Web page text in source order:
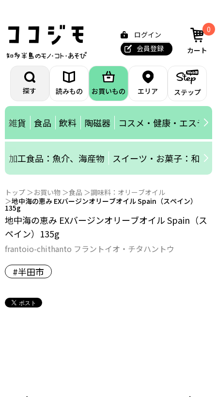
ログイン
会員登録
0
カート
探す 読みもの お買いもの エリア ステップ
雑貨 食品 飲料 陶磁器 コスメ・健康・エステ
加工食品：魚介、海産物 スイーツ・お菓子：和菓子
トップ お買い物 食品
調味料：オリーブオイル
地中海の恵み EXバージンオリーブオイル Spain（スペイン）
135g
地中海の恵み EXバージンオリーブオイル Spain（ス
ペイン）135g
frantoio-chithanto フラントイオ・チタハントウ
#半田市